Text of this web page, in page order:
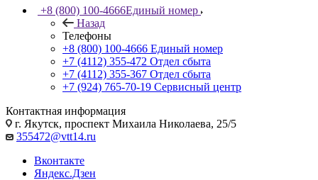
+8 (800) 100-4666Единый номер
Назад
Телефоны
+8 (800) 100-4666 Единый номер
+7 (4112) 355-472 Отдел сбыта
+7 (4112) 355-367 Отдел сбыта
+7 (924) 765-70-19 Сервисный центр
Контактная информация
г. Якутск, проспект Михаила Николаева, 25/5
355472@vtt14.ru
Вконтакте
Яндекс.Дзен